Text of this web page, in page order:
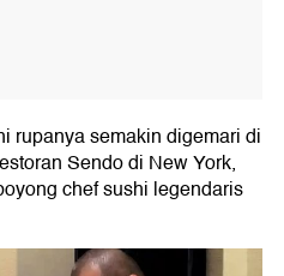
rupanya semakin digemari di
Sendo di New York,
chef sushi legendaris